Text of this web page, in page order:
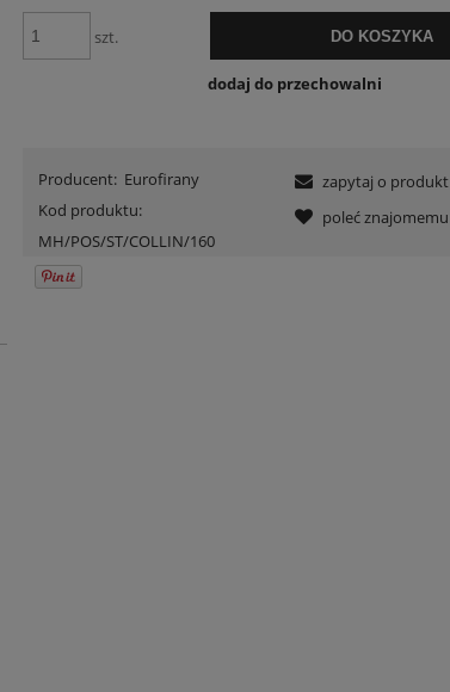
szt. DO KOSZYKA
dodaj do przechowalni
Producent: Eurofirany
Kod produktu:
MH/POS/ST/COLLIN/160
zapytaj o produkt
poleć znajomemu